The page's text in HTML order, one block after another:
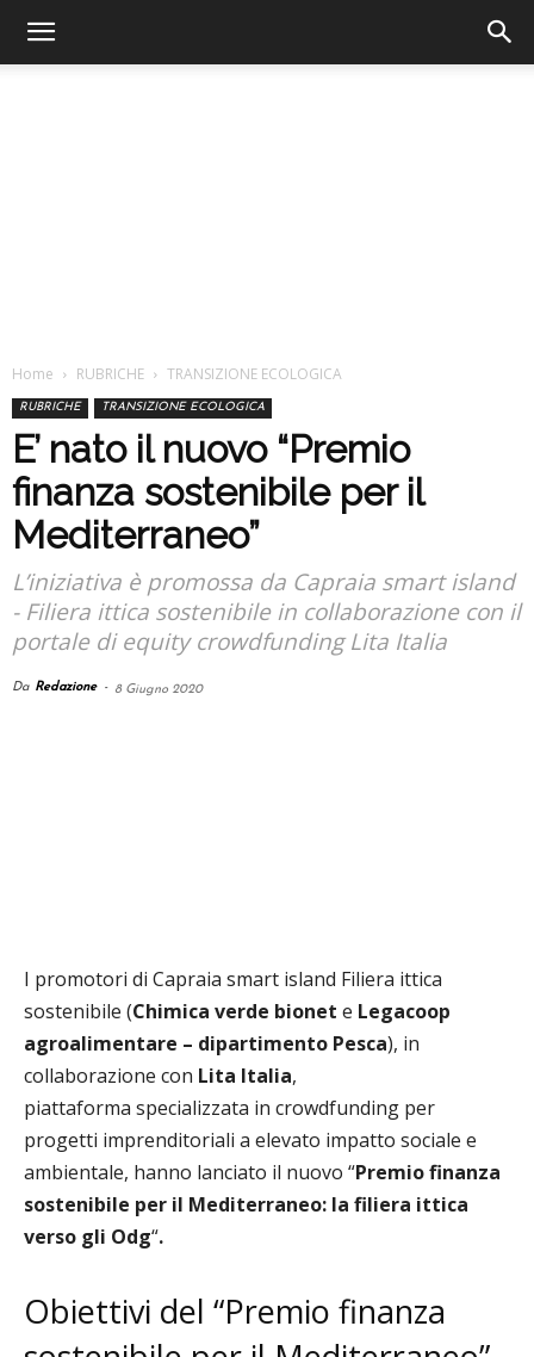
Home RUBRICHE TRANSIZIONE ECOLOGICA
RUBRICHE TRANSIZIONE ECOLOGICA
E’ nato il nuovo “Premio
finanza sostenibile per il
Mediterraneo”
L’iniziativa è promossa da Capraia smart island
- Filiera ittica sostenibile in collaborazione con il
portale di equity crowdfunding Lita Italia
Da Redazione - 8 Giugno 2020
I promotori di Capraia smart island Filiera ittica
sostenibile (Chimica verde bionet e Legacoop
agroalimentare – dipartimento Pesca), in
collaborazione con Lita Italia,
piattaforma specializzata in crowdfunding per
progetti imprenditoriali a elevato impatto sociale e
ambientale, hanno lanciato il nuovo “Premio finanza
sostenibile per il Mediterraneo: la filiera ittica
verso gli Odg“.
Obiettivi del “Premio finanza